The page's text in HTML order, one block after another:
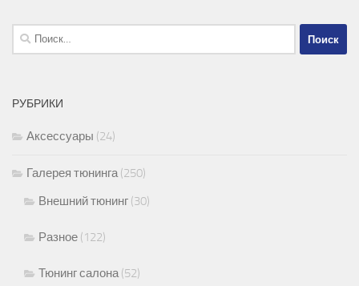
Найти:
РУБРИКИ
Аксессуары (24)
Галерея тюнинга(250)
Внешний тюнинг (30)
Разное (122)
Тюнинг салона(52)